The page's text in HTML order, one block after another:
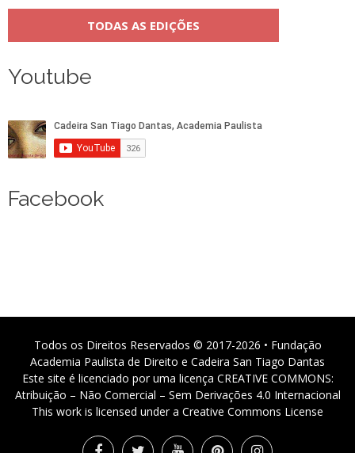
TODAS AS EDIÇÕES
Youtube
Facebook
Todos os Direitos Reservados © 2017-2026 • Fundação
Academia Paulista de Direito e Cadeira San Tiago Dantas
Este site é licenciado por uma licença CREATIVE COMMONS:
Atribuição – Não Comercial – Sem Derivações 4.0 Internacional
This work is licensed under a Creative Commons License